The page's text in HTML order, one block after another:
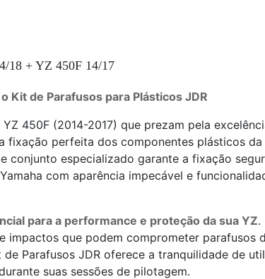
18 + YZ 450F 14/17
Kit de Parafusos para Plásticos JDR
450F (2014-2017) que prezam pela
fixação perfeita dos componentes plásticos
conjunto especializado garante a fixação
com aparência impecável e
para a performance e proteção da sua YZ.
impactos que podem comprometer parafusos
Parafusos JDR oferece a tranquilidade de
suas sessões de pilotagem.